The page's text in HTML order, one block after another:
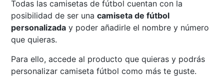
Todas las camisetas de fútbol cuentan con la
posibilidad de ser unacamiseta de fútbol
personalizada y poder añadirle el nombre y número
que quieras.
Para ello, accede al producto que quieras y podrás
personalizar camiseta fútbol como más te guste.